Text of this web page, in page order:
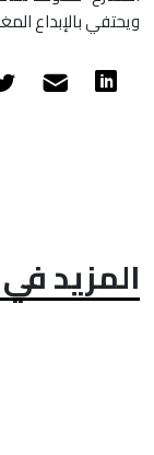
ويحتفي بالإبداع
المزيد